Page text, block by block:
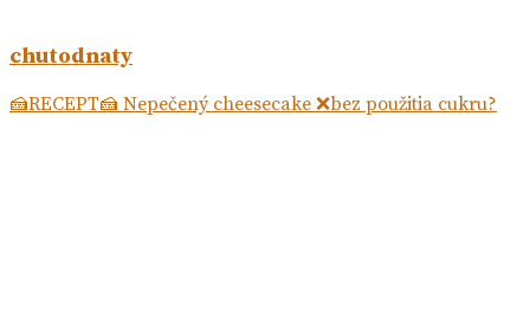
chutodnaty
🍰RECEPT🍰 Nepečený cheesecake ❌bez použitia cukru?